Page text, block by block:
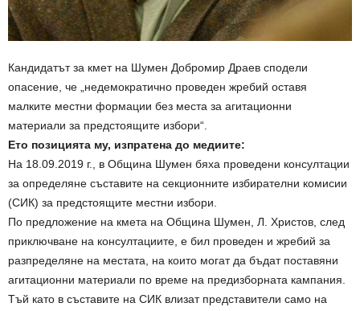
Кандидатът за кмет на Шумен Добромир Драев сподели
опасение, че „недемократично проведен жребий оставя
малките местни формации без места за агитационни
материали за предстоящите избори“.
Ето позицията му, изпратена до медиите:
На 18.09.2019 г., в Община Шумен бяха проведени консултации
за определяне съставите на секционните избирателни комисии
(СИК) за предстоящите местни избори.
По предложение на кмета на Община Шумен, Л. Христов, след
приключване на консултациите, е бил проведен и жребий за
разпределяне на местата, на които могат да бъдат поставяни
агитационни материали по време на предизборната кампания.
Тъй като в съставите на СИК влизат представители само на